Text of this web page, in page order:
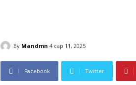
By Mandmn 4 сар 11, 2025
Facebook Twitter